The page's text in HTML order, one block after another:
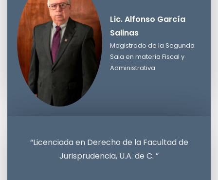
Lic. Alfonso García Salinas
Magistrado de la Segunda Sala en materia Fiscal y
Lic. Alfonso García
Salinas
Magistrado de la Segunda
Sala en materia Fiscal y
Administrativa
“Licenciada en Derecho de la Facultad de
Jurisprudencia, U.A. de C. ”